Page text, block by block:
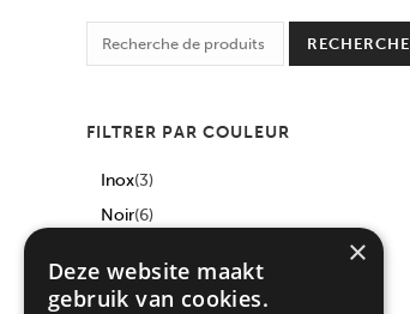
RECHERCHE
FILTRER PAR COULEUR
Inox(3)
Noir(6)
FILTRER PAR TAILLE
×
Deze website maakt
gebruik van cookies.